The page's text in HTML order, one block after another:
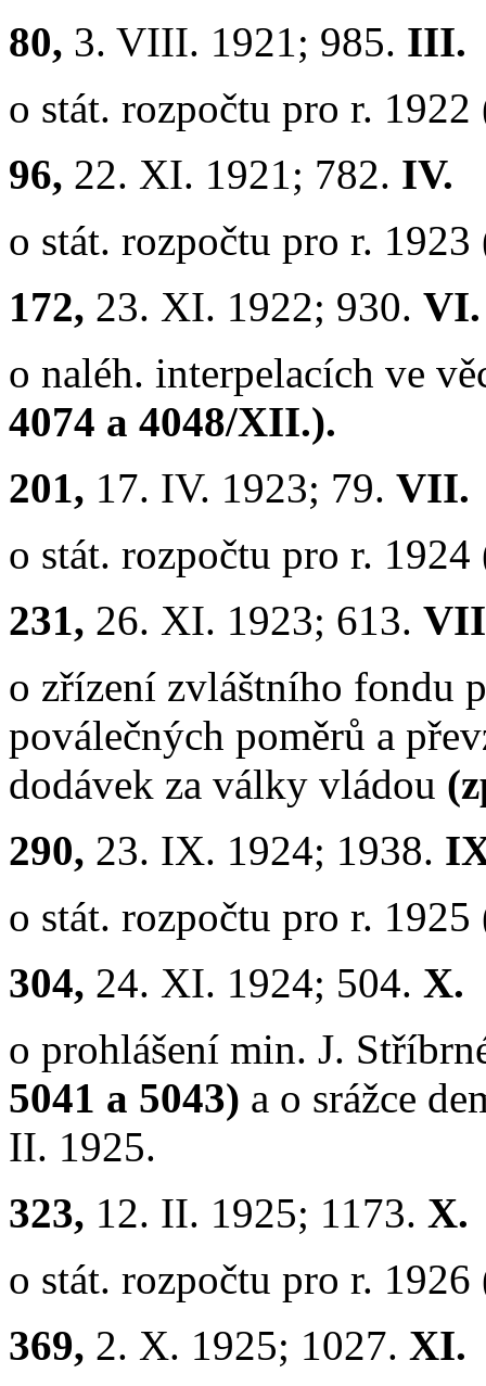
80, 3. VIII. 1921; 985. III.
o stát. rozpočtu pro r. 1922
96, 22. XI. 1921; 782. IV.
o stát. rozpočtu pro r. 1923
172, 23. XI. 1922; 930. VI.
o naléh. interpelacích ve
4074 a 4048/XII.).
201, 17. IV. 1923; 79. VII.
o stát. rozpočtu pro r. 1924
231, 26. XI. 1923; 613.
o zřízení zvláštního fondu
poválečných poměrů a
dodávek za války vládou
290, 23. IX. 1924; 1938.
o stát. rozpočtu pro r. 1925
304, 24. XI. 1924; 504. X.
o prohlášení min. J.
5041 a 5043) a o srážce
II. 1925.
323, 12. II. 1925; 1173. X.
o stát. rozpočtu pro r. 1926
369, 2. X. 1925; 1027. XI.